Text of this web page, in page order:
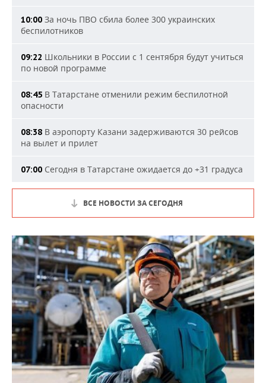
10:00 За ночь ПВО сбила более 300 украинских
беспилотников
09:22 Школьники в России с 1 сентября будут учиться
по новой программе
08:45 В Татарстане отменили режим беспилотной
опасности
08:38 В аэропорту Казани задерживаются 30 рейсов
на вылет и прилет
07:00 Сегодня в Татарстане ожидается до +31 градуса
ВСЕ НОВОСТИ ЗА СЕГОДНЯ